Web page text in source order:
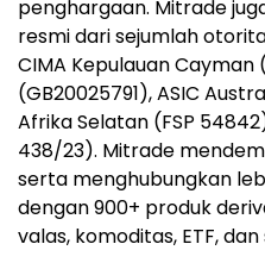
penghargaan. Mitrade
resmi dari sejumlah
CIMA Kepulauan Cayman
(GB20025791), ASIC
Afrika Selatan (FSP
438/23). Mitrade
serta menghubungkan
dengan 900+ produk
valas, komoditas, ETF,